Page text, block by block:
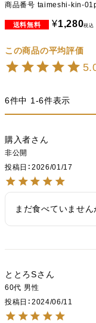
商品番号 taimeshi-kin-
¥1,280税込
6件中 1-6件表示
購入者
非公開
投稿日
2026/01/17
まだ食べていません
ととろS
60代 男性
投稿日
2024/06/11